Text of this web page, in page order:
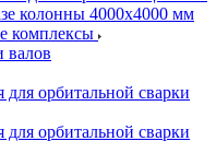
колонны 4000x4000 мм
комплексы
валов
орбитальной сварки
орбитальной сварки